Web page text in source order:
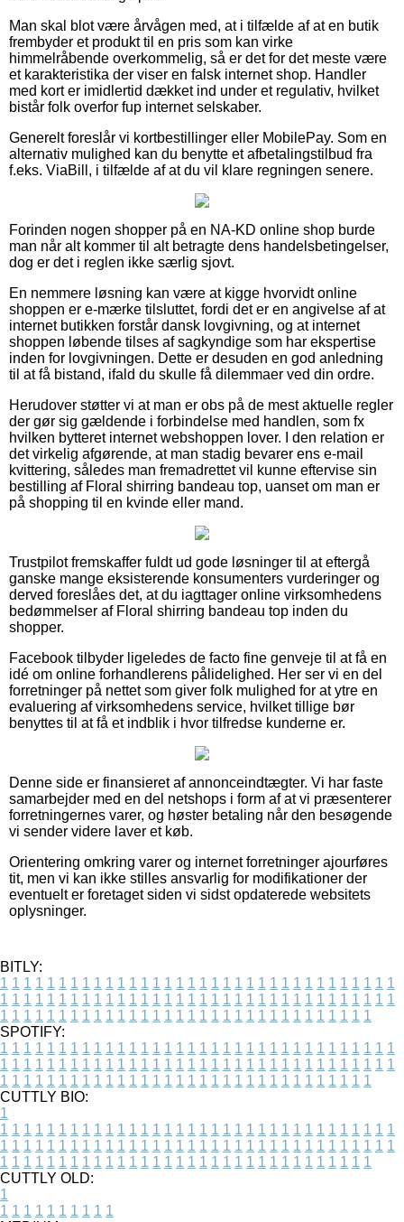
Man skal blot være årvågen med, at i tilfælde af at en butik
frembyder et produkt til en pris som kan virke
himmelråbende overkommelig, så er det for det meste være
et karakteristika der viser en falsk internet shop. Handler
med kort er imidlertid dækket ind under et regulativ, hvilket
bistår folk overfor fup internet selskaber.
Generelt foreslår vi kortbestillinger eller MobilePay. Som en
alternativ mulighed kan du benytte et afbetalingstilbud fra
f.eks. ViaBill, i tilfælde af at du vil klare regningen senere.
Forinden nogen shopper på en NA-KD online shop burde
man når alt kommer til alt betragte dens handelsbetingelser,
dog er det i reglen ikke særlig sjovt.
En nemmere løsning kan være at kigge hvorvidt online
shoppen er e-mærke tilsluttet, fordi det er en angivelse af at
internet butikken forstår dansk lovgivning, og at internet
shoppen løbende tilses af sagkyndige som har ekspertise
inden for lovgivningen. Dette er desuden en god anledning
til at få bistand, ifald du skulle få dilemmaer ved din ordre.
Herudover støtter vi at man er obs på de mest aktuelle regler
der gør sig gældende i forbindelse med handlen, som fx
hvilken bytteret internet webshoppen lover. I den relation er
det virkelig afgørende, at man stadig bevarer ens e-mail
kvittering, således man fremadrettet vil kunne eftervise sin
bestilling af Floral shirring bandeau top, uanset om man er
på shopping til en kvinde eller mand.
Trustpilot fremskaffer fuldt ud gode løsninger til at eftergå
ganske mange eksisterende konsumenters vurderinger og
derved foreslåes det, at du iagttager online virksomhedens
bedømmelser af Floral shirring bandeau top inden du
shopper.
Facebook tilbyder ligeledes de facto fine genveje til at få en
idé om online forhandlerens pålidelighed. Her ser vi en del
forretninger på nettet som giver folk mulighed for at ytre en
evaluering af virksomhedens service, hvilket tillige bør
benyttes til at få et indblik i hvor tilfredse kunderne er.
Denne side er finansieret af annonceindtægter. Vi har faste
samarbejder med en del netshops i form af at vi præsenterer
forretningernes varer, og høster betaling når den besøgende
vi sender videre laver et køb.
Orientering omkring varer og internet forretninger ajourføres
tit, men vi kan ikke stilles ansvarlig for modifikationer der
eventuelt er foretaget siden vi sidst opdaterede websitets
oplysninger.
BITLY:
1 1 1 1 1 1 1 1 1 1 1 1 1 1 1 1 1 1 1 1 1 1 1 1 1 1 1 1 1 1 1 1 1 1
1 1 1 1 1 1 1 1 1 1 1 1 1 1 1 1 1 1 1 1 1 1 1 1 1 1 1 1 1 1 1 1 1 1
1 1 1 1 1 1 1 1 1 1 1 1 1 1 1 1 1 1 1 1 1 1 1 1 1 1 1 1 1 1 1 1
SPOTIFY:
1 1 1 1 1 1 1 1 1 1 1 1 1 1 1 1 1 1 1 1 1 1 1 1 1 1 1 1 1 1 1 1 1 1
1 1 1 1 1 1 1 1 1 1 1 1 1 1 1 1 1 1 1 1 1 1 1 1 1 1 1 1 1 1 1 1 1 1
1 1 1 1 1 1 1 1 1 1 1 1 1 1 1 1 1 1 1 1 1 1 1 1 1 1 1 1 1 1 1 1
CUTTLY BIO:
1
1 1 1 1 1 1 1 1 1 1 1 1 1 1 1 1 1 1 1 1 1 1 1 1 1 1 1 1 1 1 1 1 1 1
1 1 1 1 1 1 1 1 1 1 1 1 1 1 1 1 1 1 1 1 1 1 1 1 1 1 1 1 1 1 1 1 1 1
1 1 1 1 1 1 1 1 1 1 1 1 1 1 1 1 1 1 1 1 1 1 1 1 1 1 1 1 1 1 1 1
CUTTLY OLD:
1
1 1 1 1 1 1 1 1 1 1